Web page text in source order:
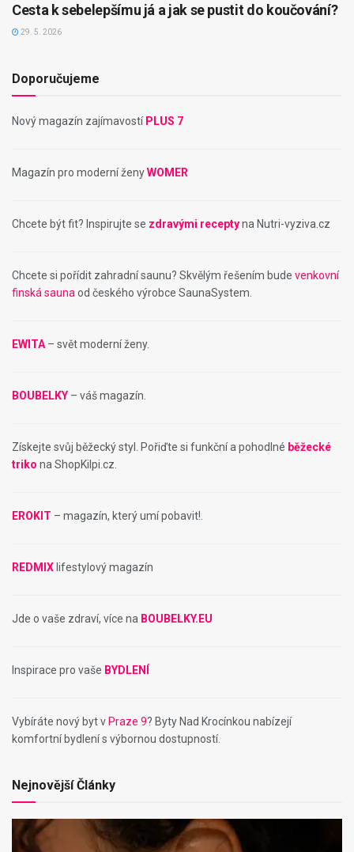
Cesta k sebelepšímu já a jak se pustit do koučování?
29. 5. 2026
Doporučujeme
Nový magazín zajímavostí PLUS 7
Magazín pro moderní ženyWOMER
Chcete být fit? Inspirujte se zdravými receptyna Nutri-vyziva.cz
Chcete si pořídit zahradní saunu? Skvělým řešením bude venkovní
finská sauna od českého výrobce SaunaSystem.
EWITA – svět moderní ženy.
BOUBELKY – váš magazín.
Získejte svůj běžecký styl. Pořiďte si funkční a pohodlné běžecké
triko na ShopKilpi.cz.
EROKIT – magazín, který umí pobavit!.
REDMIX lifestylový magazín
Jde o vaše zdraví, více na BOUBELKY.EU
Inspirace pro vaše BYDLENÍ
Vybíráte nový byt v Praze 9? Byty Nad Krocínkou nabízejí
komfortní bydlení s výbornou dostupností.
Nejnovější Články